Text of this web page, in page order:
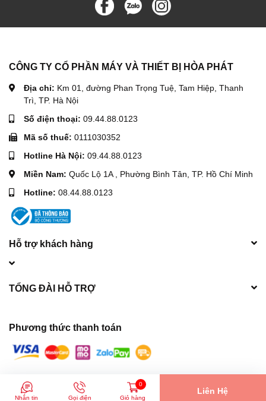
Móc làm bằng thép siêu bền
Kết cấu nhỏ gọn, trọng lượng nhẹ, dễ sử dụng.
Vận tốc nhỏ, các linh kiện của máy chắc chắn và bền.
Sử dụng an toàn, đảm bảo hoạt động lâu dài đáng tin cậy
Hình ảnh Pa lăng xích kéo tay HSZ 2 tấn 2.5m
CÔNG TY CỔ PHẦN MÁY VÀ THIẾT BỊ HÒA PHÁT
Địa chỉ: Km 01, đường Phan Trọng Tuệ, Tam Hiệp, Thanh
Trì, TP. Hà Nội
Số điện thoại: 09.44.88.0123
Mã số thuế: 0111030352
Hotline Hà Nội: 09.44.88.0123
Miền Nam: Quốc Lộ 1A , Phường Bình Tân, TP. Hồ Chí Minh
Hotline: 08.44.88.0123
Hỗ trợ khách hàng
TỔNG ĐÀI HỖ TRỢ
Phương thức thanh toán
© Bản quyền thuộc về Máy móc xây dựng Hòa Phát
Sapo
Nhắn tin Gọi điện
0
Giỏ hàng
Liên Hệ